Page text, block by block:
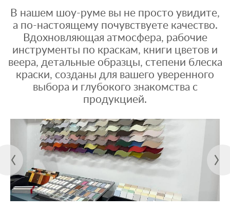
В нашем шоу-руме вы не просто увидите,
а по-настоящему почувствуете качество.
Вдохновляющая атмосфера, рабочие
инструменты по краскам, книги цветов и
веера, детальные образцы, степени блеска
краски, созданы для вашего уверенного
выбора и глубокого знакомства с
продукцией.